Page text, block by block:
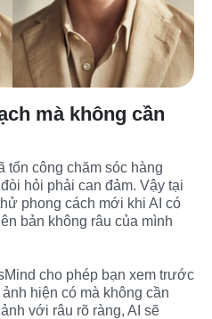
mà không cần
tốn công chăm sóc hàng
hỏi phải can đảm. Vậy tại
phong cách mới khi AI có
bản không râu của mình
cho phép bạn xem trước
hiện có mà không cần
với râu rõ ràng, AI sẽ